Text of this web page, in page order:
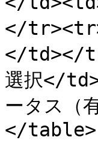
</
</td></
選択</
ータス